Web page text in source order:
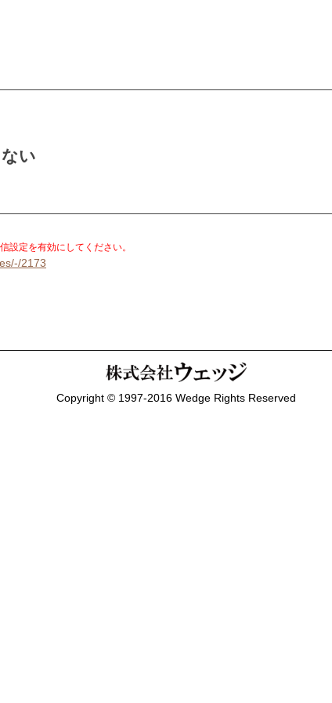
い
設定を有効にしてください。
2173
Copyright © 1997-2016 Wedge Rights Reserved